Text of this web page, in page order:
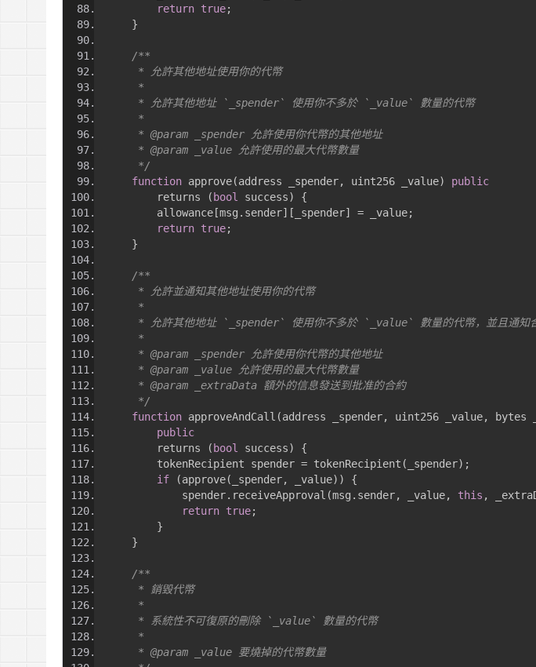
return true;
}
/**
     * 允許其他地址使用你的代幣
     *
     * 允許其他地址 `_spender` 使用你不多於 `_value` 數量的代幣
     *
     * @param _spender 允許使用你代幣的其他地址
     * @param _value 允許使用的最大代幣數量
     */
function approve(address _spender, uint256 _value)
public
        returns
( bool success)
{
        allowance
[msg . sender][ _spender] = _value;
return true;
}
/**
     * 允許並通知其他地址使用你的代幣
     *
* 允許其他地址 `_spender` 使用你不多於 `_value` 數量的代幣，並且通知
     *
     * @param _spender 允許使用你代幣的其他地址
     * @param _value 允許使用的最大代幣數量
     * @param _extraData 額外的信息發送到批准的合約
     */
function approveAndCall (address _spender, uint256 _value, bytes
public
        returns
( bool success)
{
        tokenRecipient spender
= tokenRecipient ( _spender);
if
(approve( _spender, _value))
{
            spender
. receiveApproval (msg . sender, _value, this ,
return true;
}
}
/**
     * 銷毀代幣
     *
     * 系統性不可復原的刪除 `_value` 數量的代幣
     *
     * @param _value 要燒掉的代幣數量